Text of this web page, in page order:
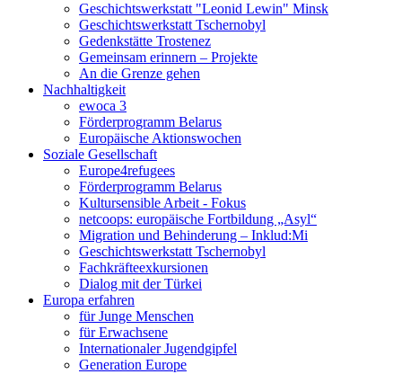
Geschichtswerkstatt "Leonid Lewin" Minsk
Geschichtswerkstatt Tschernobyl
Gedenkstätte Trostenez
Gemeinsam erinnern – Projekte
An die Grenze gehen
Nachhaltigkeit
ewoca 3
Förderprogramm Belarus
Europäische Aktionswochen
Soziale Gesellschaft
Europe4refugees
Förderprogramm Belarus
Kultursensible Arbeit - Fokus
netcoops: europäische Fortbildung „Asyl“
Migration und Behinderung – Inklud:Mi
Geschichtswerkstatt Tschernobyl
Fachkräfteexkursionen
Dialog mit der Türkei
Europa erfahren
für Junge Menschen
für Erwachsene
Internationaler Jugendgipfel
Generation Europe